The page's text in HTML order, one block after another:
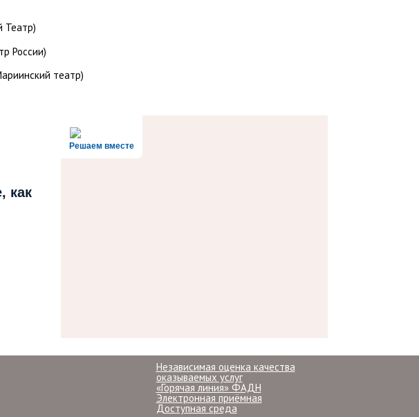
Театр)
России)
театр)
Решаем вместе
как
Независимая оценка качества
оказываемых услуг
«Горячая линия» ФАДН
Электронная приёмная
Доступная среда